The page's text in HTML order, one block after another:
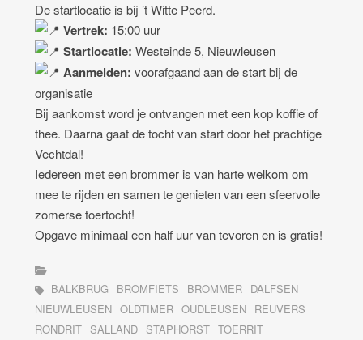
De startlocatie is bij ’t Witte Peerd.
Vertrek: 15:00 uur
Startlocatie: Westeinde 5, Nieuwleusen
Aanmelden: voorafgaand aan de start bij de
organisatie
Bij aankomst word je ontvangen met een kop koffie of
thee. Daarna gaat de tocht van start door het prachtige
Vechtdal!
Iedereen met een brommer is van harte welkom om
mee te rijden en samen te genieten van een sfeervolle
zomerse toertocht!
Opgave minimaal een half uur van tevoren en is gratis!
BALKBRUG BROMFIETS BROMMER DALFSEN
NIEUWLEUSEN OLDTIMER OUDLEUSEN REUVERS
RONDRIT SALLAND STAPHORST TOERRIT